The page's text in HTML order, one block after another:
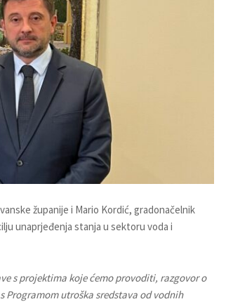
županije i Mario Kordić, gradonačelnik
unaprjeđenja stanja u sektoru voda i
s projektima koje ćemo provoditi, razgovor o
utroška sredstava od vodnih